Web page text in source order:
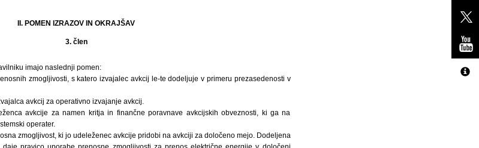
II. POMEN IZRAZOV IN OKRAJŠAV
3. člen
imajo naslednji pomen:
zmogljivosti, s katero izvajalec avkcij le-te dodeljuje v primeru prezasedenosti v
avkcij za operativno izvajanje avkcij.
avkcije za namen kritja in finančne poravnave avkcijskih obveznosti, ki ga na
operater.
zmogljivost, ki jo udeleženec avkcije pridobi na avkciji za določeno mejo. Dodeljena